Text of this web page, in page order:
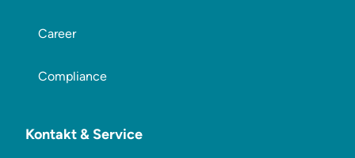
Career
Compliance
Kontakt & Service